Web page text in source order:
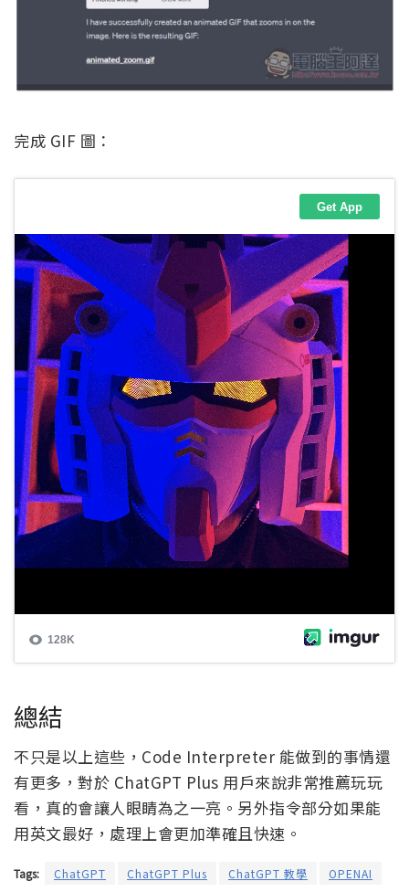
完成 GIF 圖：
總結
不只是以上這些，Code Interpreter 能做到的事情還
有更多，對於 ChatGPT Plus 用戶來說非常推薦玩玩
看，真的會讓人眼睛為之一亮。另外指令部分如果能
用英文最好，處理上會更加準確且快速。
Tags: ChatGPT ChatGPT Plus ChatGPT 教學 OPENAI